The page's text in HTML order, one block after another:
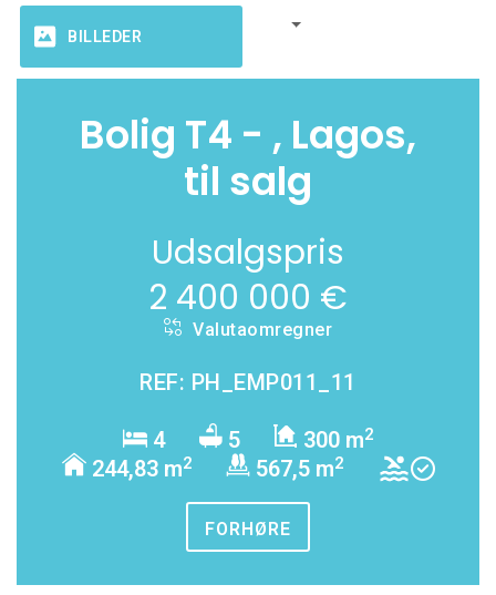
BILLEDER
Bolig T4 - , Lagos,
til salg
Udsalgspris
2 400 000 €
Valutaomregner
REF: PH_EMP011_11
4 5 300 m2
244,83 m2 567,5 m2
FORHØRE